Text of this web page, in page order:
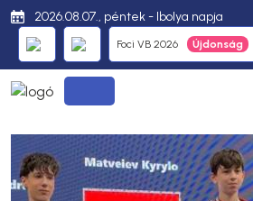
2026.08.07., péntek - Ibolya napja
Foci VB 2026